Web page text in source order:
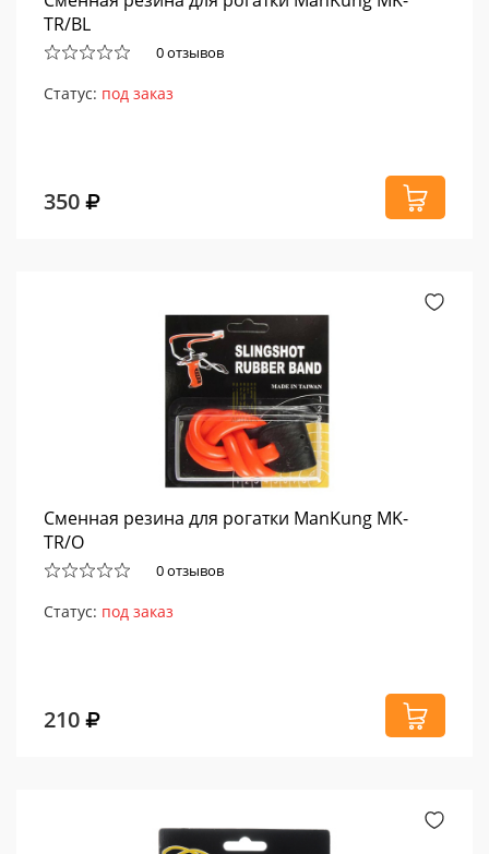
TR/BL
0 отзывов
Статус: под заказ
350
Сменная резина для рогатки ManKung MK-
TR/O
0 отзывов
Статус: под заказ
210